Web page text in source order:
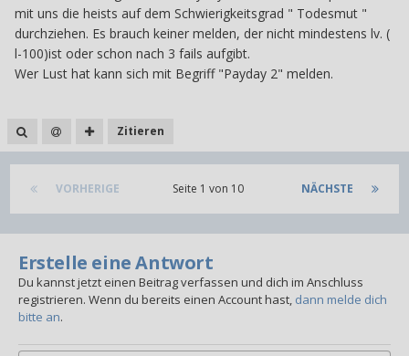
mit uns die heists auf dem Schwierigkeitsgrad " Todesmut "
durchziehen. Es brauch keiner melden, der nicht mindestens lv. (
l-100)ist oder schon nach 3 fails aufgibt.
Wer Lust hat kann sich mit Begriff "Payday 2" melden.
Zitieren
VORHERIGE NÄCHSTE
Seite 1 von 10
Erstelle eine Antwort
Du kannst jetzt einen Beitrag verfassen und dich im Anschluss
registrieren. Wenn du bereits einen Account hast, dann melde dich
bitte an.